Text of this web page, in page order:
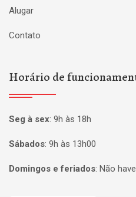
Alugar
Contato
Horário de
Seg à sex: 9h às 18h
Sábados: 9h às 13h00
Domingos e feriados: Não